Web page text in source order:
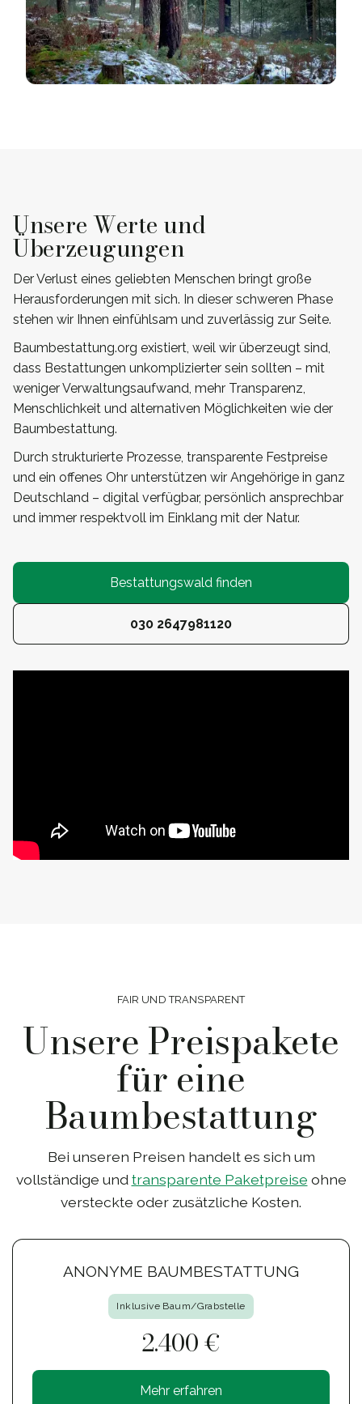
Unsere Werte und
Überzeugungen
Der Verlust eines geliebten Menschen bringt große
Herausforderungen mit sich. In dieser schweren Phase
stehen wir Ihnen einfühlsam und zuverlässig zur Seite.
Baumbestattung.org existiert, weil wir überzeugt sind,
dass Bestattungen unkomplizierter sein sollten – mit
weniger Verwaltungsaufwand, mehr Transparenz,
Menschlichkeit und alternativen Möglichkeiten wie der
Baumbestattung.
Durch strukturierte Prozesse, transparente Festpreise
und ein offenes Ohr unterstützen wir Angehörige in ganz
Deutschland – digital verfügbar, persönlich ansprechbar
und immer respektvoll im Einklang mit der Natur.
Bestattungswald finden
030 2647981120
FAIR UND TRANSPARENT
Unsere Preispakete
für eine
Baumbestattung
Bei unseren Preisen handelt es sich um
vollständige und transparente Paketpreise ohne
versteckte oder zusätzliche Kosten.
ANONYME BAUMBESTATTUNG
Inklusive Baum/Grabstelle
2.400 €
Mehr erfahren